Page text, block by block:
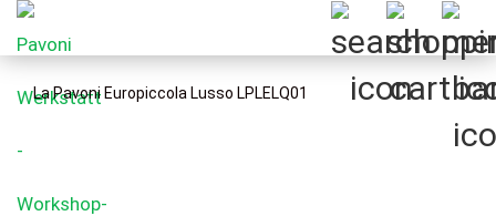
La Pavoni Europiccola Lusso LPLELQ01